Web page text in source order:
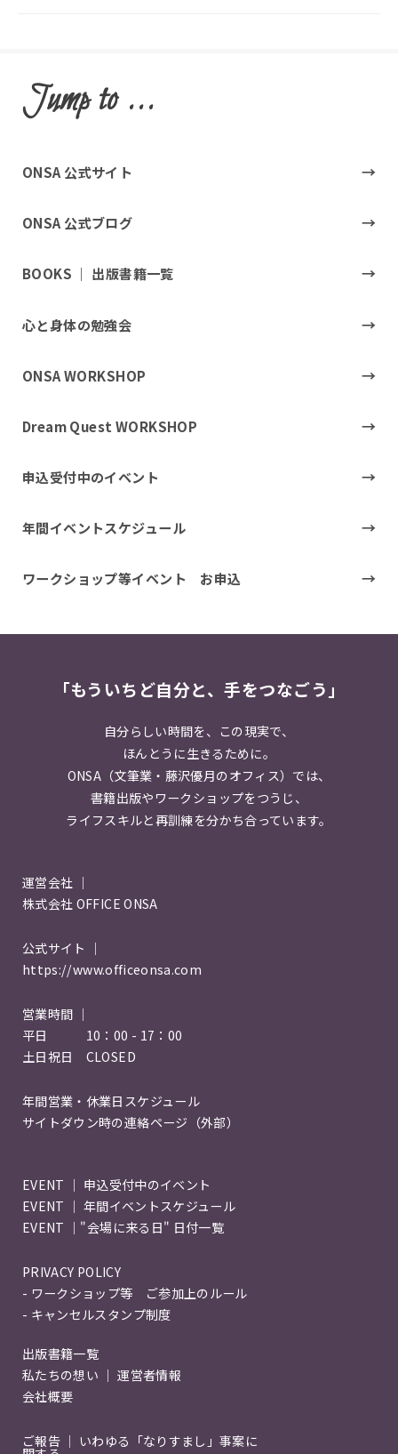
Jump to ...
ONSA 公式サイト
ONSA 公式ブログ
BOOKS ｜ 出版書籍一覧
心と身体の勉強会
ONSA WORKSHOP
Dream Quest WORKSHOP
申込受付中のイベント
年間イベントスケジュール
ワークショップ等イベント お申込
「もういちど自分と、手をつなごう」
自分らしい時間を、この現実で、
ほんとうに生きるために。
ONSA（文筆業・藤沢優月のオフィス）では、
書籍出版やワークショップをつうじ、
ライフスキルと再訓練を分かち合っています。
運営会社 ｜
株式会社 OFFICE ONSA
公式サイト ｜
https://www.officeonsa.com
営業時間 ｜
平日 10：00 - 17：00
土日祝日 CLOSED
年間営業・休業日スケジュール
サイトダウン時の連絡ページ（外部）
EVENT ｜ 申込受付中のイベント
EVENT ｜ 年間イベントスケジュール
EVENT ｜"会場に来る日" 日付一覧
PRIVACY POLICY
- ワークショップ等 ご参加上のルール
- キャンセルスタンプ制度
出版書籍一覧
私たちの想い ｜ 運営者情報
会社概要
ご報告 ｜ いわゆる「なりすまし」事案に